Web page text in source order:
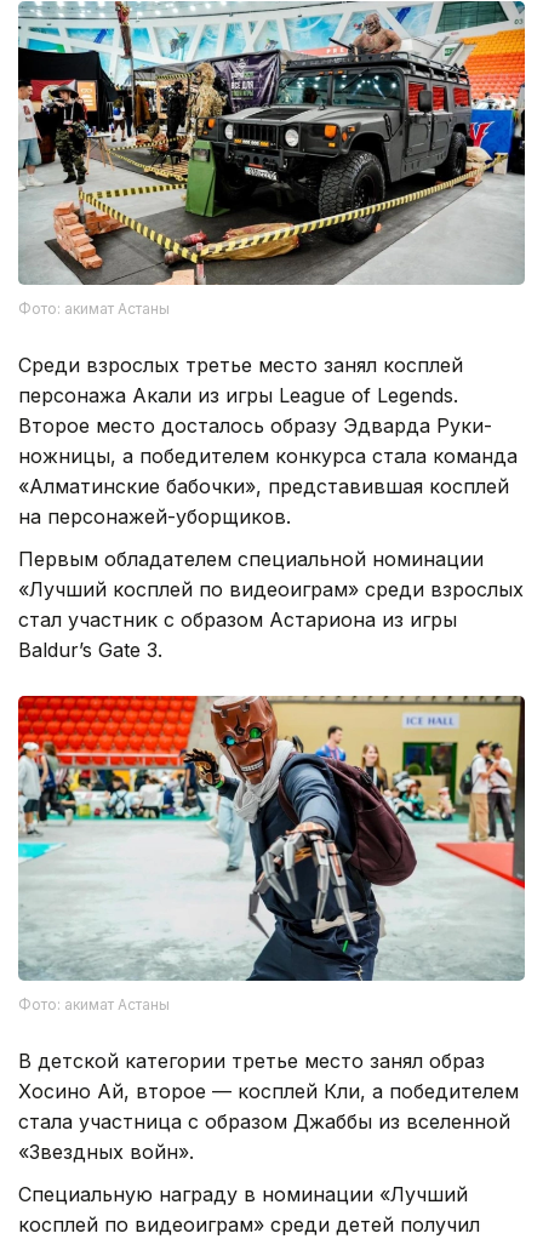
Фото: акимат Астаны
Среди взрослых третье место занял косплей
персонажа Акали из игры League of Legends.
Второе место досталось образу Эдварда Руки-
ножницы, а победителем конкурса стала команда
«Алматинские бабочки», представившая косплей
на персонажей-уборщиков.
Первым обладателем специальной номинации
«Лучший косплей по видеоиграм» среди взрослых
стал участник с образом Астариона из игры
Baldur’s Gate 3.
Фото: акимат Астаны
В детской категории третье место занял образ
Хосино Ай, второе — косплей Кли, а победителем
стала участница с образом Джаббы из вселенной
«Звездных войн».
Специальную награду в номинации «Лучший
косплей по видеоиграм» среди детей получил